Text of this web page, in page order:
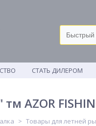
СТАТЬ ДИЛЕРОМ
AZOR
Товары для летней